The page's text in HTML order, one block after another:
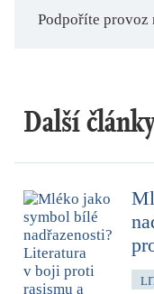
Podpoříte provoz
Další